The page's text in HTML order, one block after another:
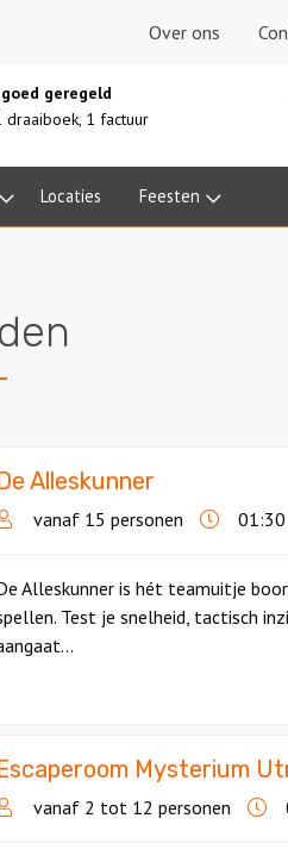
Over ons
geregeld
draaiboek, 1 factuur
Locaties Feesten
Alleskunner
vanaf 15 personen
Alleskunner is hét teamuitje
Test je snelheid, tactisch
Mysterium
vanaf 2 tot 12 personen